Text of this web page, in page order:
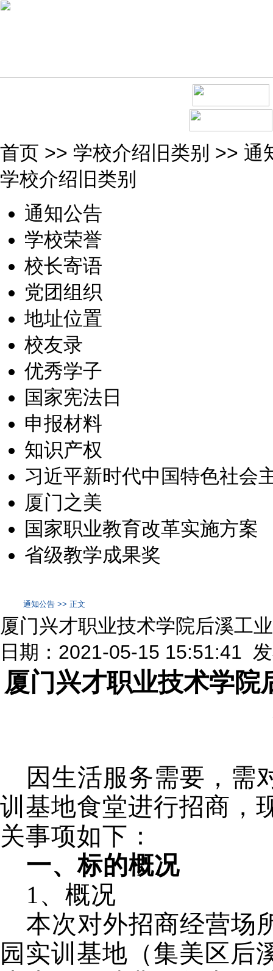
首页 >> 学校介绍旧类别 >> 通
学校介绍旧类别
通知公告
学校荣誉
校长寄语
党团组织
地址位置
校友录
优秀学子
国家宪法日
申报材料
知识产权
习近平新时代中国特色社会
厦门之美
国家职业教育改革实施方案
省级教学成果奖
通知公告 >> 正文
厦门兴才职业技术学院后溪工
日期：2021-05-15 15:51:41
厦门兴才职业技术学院
因生活服务需要，需
训基地食堂进行招商，
关事项如下：
一、标的概况
1、概况
本次对外招商经营场
园实训基地（集美区后